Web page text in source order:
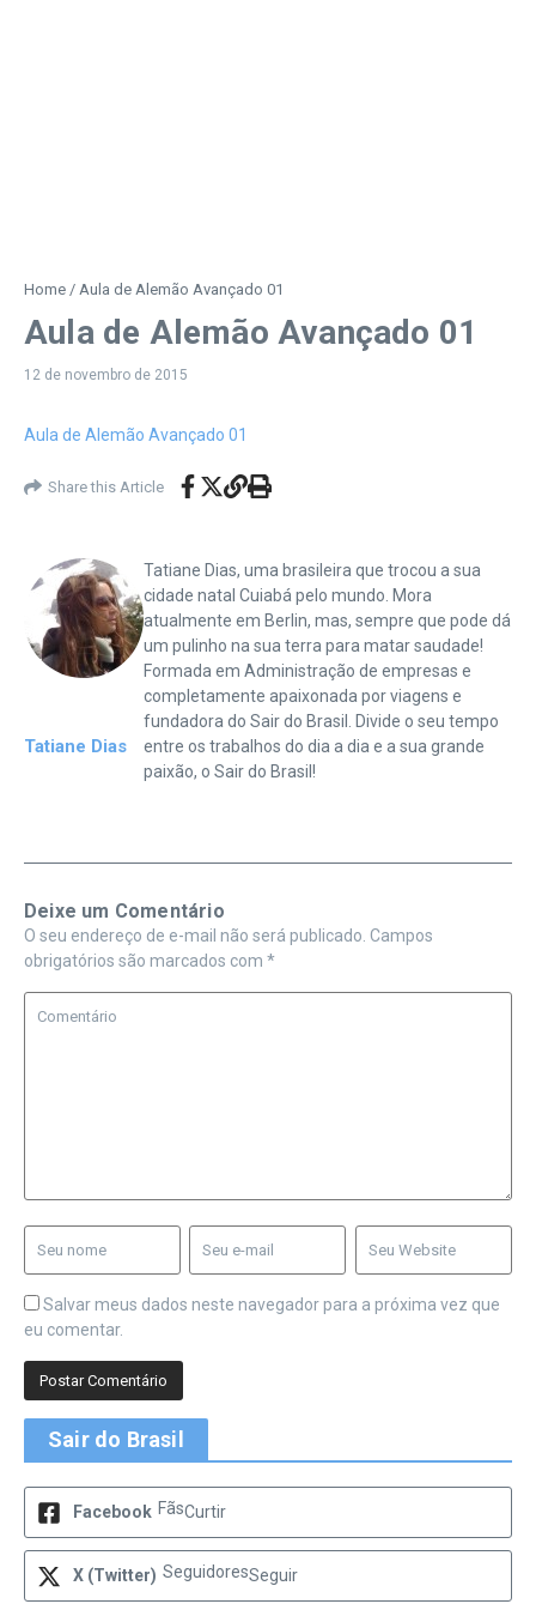
Home / Aula de Alemão Avançado 01
Aula de Alemão Avançado 01
12 de novembro de 2015
Aula de Alemão Avançado 01
Share this Article
Tatiane Dias
Tatiane Dias, uma brasileira que trocou a sua
cidade natal Cuiabá pelo mundo. Mora
atualmente em Berlin, mas, sempre que pode dá
um pulinho na sua terra para matar saudade!
Formada em Administração de empresas e
completamente apaixonada por viagens e
fundadora do Sair do Brasil. Divide o seu tempo
entre os trabalhos do dia a dia e a sua grande
paixão, o Sair do Brasil!
Deixe um Comentário
O seu endereço de e-mail não será publicado. Campos
obrigatórios são marcados com *
Salvar meus dados neste navegador para a próxima vez que
eu comentar.
Sair do Brasil
Facebook FãsCurtir
X (Twitter) SeguidoresSeguir